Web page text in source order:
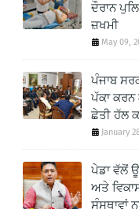
ਦੌਰਾਨ
ਜ਼ਖਮੀ
May 09,
ਪੰਜਾਬ
ਪੱਕਾ
ਛੇਤੀ ਹੱਲ
January
ਪੇਡਾ ਵੱਲੋਂ
ਅਤੇ
ਸੰਸਥਾਵਾਂ